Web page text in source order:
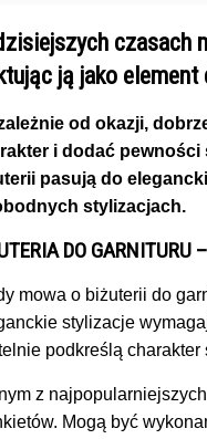
czasach
ją jako element
od okazji,
i dodać pewności
pasują do
stylizacjach.
DO GARNITURU
mowa o biżuterii do
stylizacje
podkreślą charakter
z
Mogą być